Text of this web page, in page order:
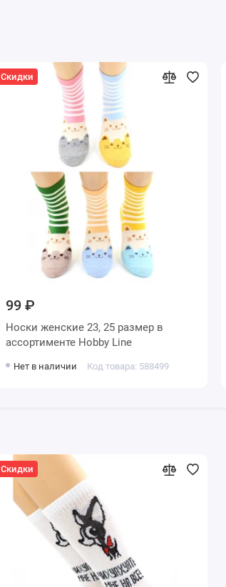
Скидки
99 ₽
Носки женские 23, 25 размер в
ассортименте Hobby Line
Нет в наличии Код товара: 588499
Скидки